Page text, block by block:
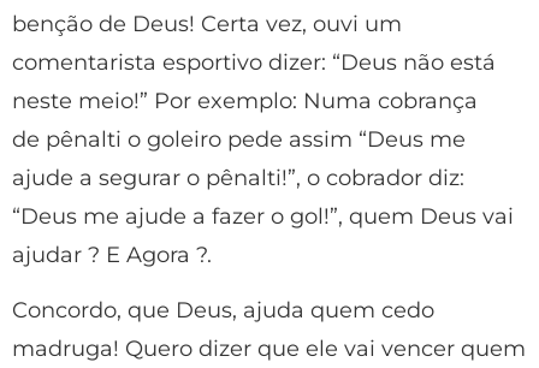
benção de Deus! Certa vez, ouvi um
comentarista esportivo dizer: “Deus não está
neste meio!” Por exemplo: Numa cobrança
de pênalti o goleiro pede assim “Deus me
ajude a segurar o pênalti!”, o cobrador diz:
“Deus me ajude a fazer o gol!”, quem Deus vai
ajudar ? E Agora ?.
Concordo, que Deus, ajuda quem cedo
madruga! Quero dizer que ele vai vencer quem